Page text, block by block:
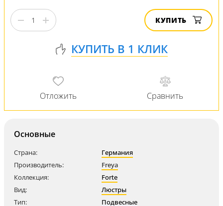
КУПИТЬ
Основные
Страна:
Германия
Производитель:
Freya
Коллекция:
Forte
Вид:
Люстры
Тип:
Подвесные